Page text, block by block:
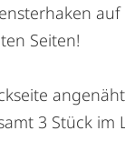
Seiten!
3 Stück